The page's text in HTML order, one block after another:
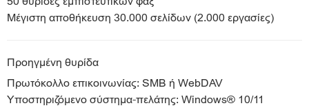
Μέγιστη αποθήκευση 30.000 σελίδων (2.000 εργασίες)
Προηγμένη θυρίδα
Πρωτόκολλο επικοινωνίας: SMB ή WebDAV
Υποστηριζόμενο σύστημα-πελάτης: Windows® 10/11